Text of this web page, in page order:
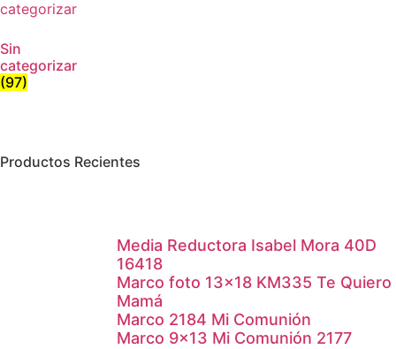
Sin
categorizar
(97)
Productos Recientes
Media Reductora Isabel Mora 40D
16418
Marco foto 13×18 KM335 Te Quiero
Mamá
Marco 2184 Mi Comunión
Marco 9×13 Mi Comunión 2177